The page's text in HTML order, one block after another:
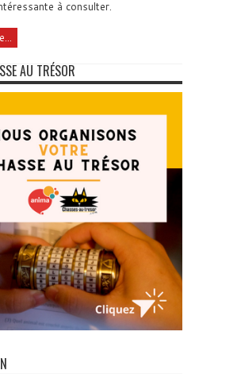
à consulter.
AU TRÉSOR